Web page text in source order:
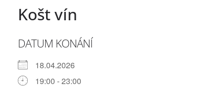
Košt vín
DATUM KONÁNÍ
18.04.2026
19:00 - 23:00